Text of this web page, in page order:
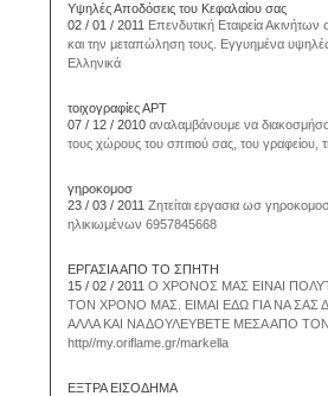
Υψηλές Αποδόσεις του Κεφαλαίου σας
02 / 01 / 2011 Επενδυτική Εταιρεία
και την μεταπώληση τους. Εγγυημένα
Ελληνικά
τοιχογραφίες ΑΡΤ
07 / 12 / 2010 αναλαμβάνουμε να
τους χώρους του σπιτιού σας, του γραφείου,
γηροκομοσ
23 / 03 / 2011 Ζητείται εργασια ωσ
ηλικιωμένων 6957845668
ΕΡΓΑΣΙΑ ΑΠΟ ΤΟ ΣΠΗΤΗ
15 / 02 / 2011 Ο ΧΡΟΝΟΣ ΜΑΣ ΕΙΝΑΙ
ΤΟΝ ΧΡΟΝΟ ΜΑΣ. ΕΙΜΑΙ ΕΔΩ ΓΙΑ ΝΑ
ΑΛΛΑ ΚΑΙ ΝΑ ΔΟΥΛΕΥΒΕΤΕ ΜΕΣΑ ΑΠΟ
http//my.oriflame.gr/markella
ΕΞΤΡΑ ΕΙΣΟΔΗΜΑ